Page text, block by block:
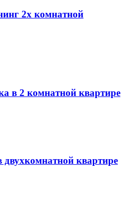
2х комнатной
в 2 комнатной квартире
квартире